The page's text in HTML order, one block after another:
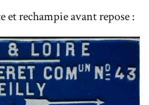
et rechampie avant repose :